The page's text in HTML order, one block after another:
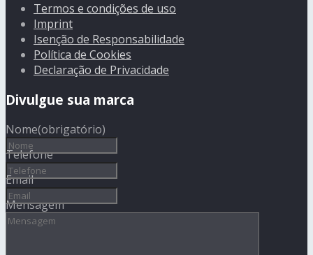
Termos e condições de uso
Imprint
Isenção de Responsabilidade
Política de Cookies
Declaração de Privacidade
Divulgue sua marca
Nome(obrigatório)
Telefone
Email
Mensagem